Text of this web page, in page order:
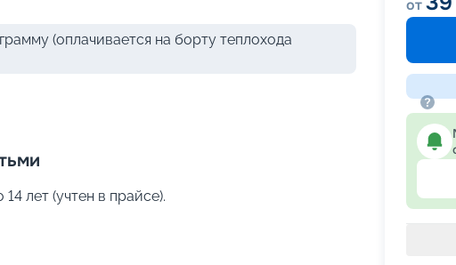
(оплачивается на борту теплохода
лет (учтен в прайсе).
от